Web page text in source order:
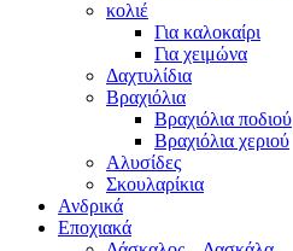
κολιέ
Για καλοκαίρι
Για χειμώνα
Δαχτυλίδια
Βραχιόλια
Βραχιόλια ποδιού
Βραχιόλια χεριού
Αλυσίδες
Σκουλαρίκια
Ανδρικά
Εποχιακά